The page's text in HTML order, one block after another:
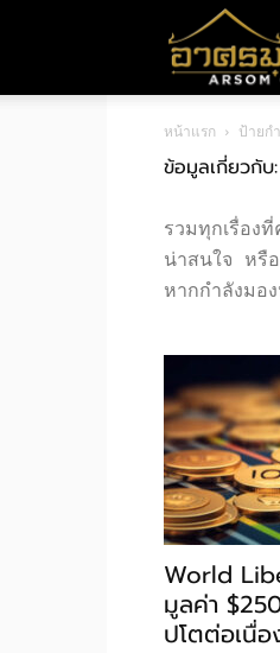
หน้าแรก ป้ายก
ข้อมูลเกี่ยวกั
รวมทุกเรื่อง
น่าสนใจ หรื
หากกำลังมอ
World
มูลค่า
ปโตต่อเนื่อ